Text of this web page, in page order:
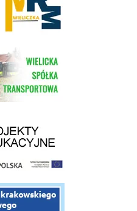
Spółki Transportowej
linii kolejowej Krakow Rudzice